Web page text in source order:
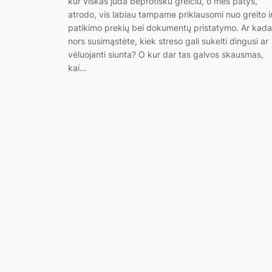
atrodo, vis labiau tampame priklausomi nuo greito
patikimo prekių bei dokumentų pristatymo. Ar kada
nors susimąstėte, kiek streso gali sukelti dingusi ar
vėluojanti siunta? O kur dar tas galvos skausmas,
kai…